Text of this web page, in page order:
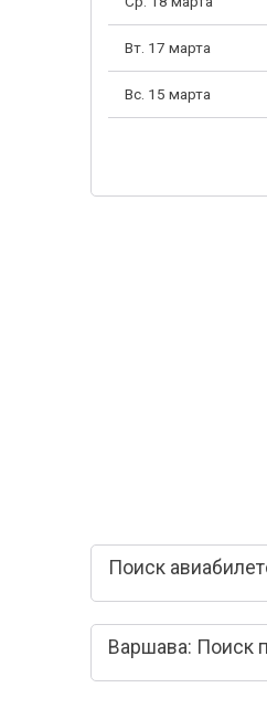
Вт. 17 марта
Вс. 15 марта
Поиск
Варшава: Поиск